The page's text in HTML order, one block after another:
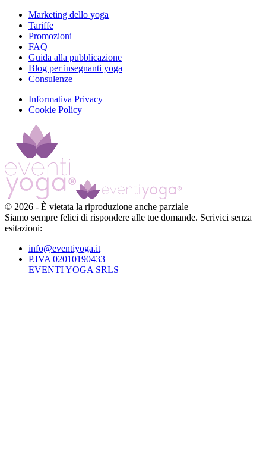
Marketing dello yoga
Tariffe
Promozioni
FAQ
Guida alla pubblicazione
Blog per insegnanti yoga
Consulenze
Informativa Privacy
Cookie Policy
© 2026 - È vietata la riproduzione anche parziale
Siamo sempre felici di rispondere alle tue domande. Scrivici senza
esitazioni:
info@eventiyoga.it
P.IVA 02010190433
EVENTI YOGA SRLS